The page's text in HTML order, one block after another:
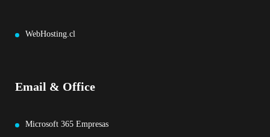
WebHosting.cl
Email & Office
Microsoft 365 Empresas